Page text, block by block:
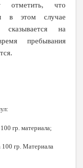
отметить, что
в этом случае
на
пребывания
гр. материала;
100 гр. Материала